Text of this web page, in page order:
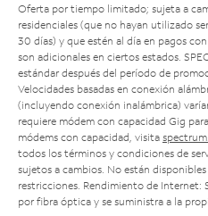
Oferta por tiempo limitado; sujeta a
residenciales (que no hayan utilizado
30 días) y que estén al día en pagos
son adicionales en ciertos estados.
estándar después del período de
Velocidades basadas en conexión
(incluyendo conexión inalámbrica)
requiere módem con capacidad Gig
módems con capacidad, visita
todos los términos y condiciones de
sujetos a cambios. No están
restricciones. Rendimiento de Internet:
por fibra óptica y se suministra a la